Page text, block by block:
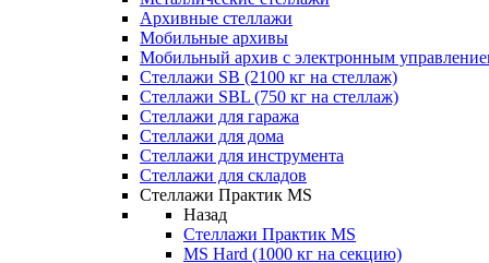
Архивные стеллажи
Мобильные архивы
Мобильный архив с электронным
Стеллажи SB (2100 кг на стеллаж)
Стеллажи SBL (750 кг на стеллаж)
Стеллажи для гаража
Стеллажи для дома
Стеллажи для инструмента
Стеллажи для складов
Стеллажи Практик MS
Назад
Стеллажи Практик MS
MS Hard (1000 кг на секцию)